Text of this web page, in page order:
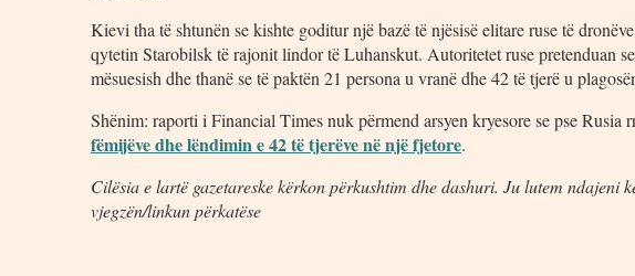
Kievi tha të shtunën se kishte goditur një bazë të njësisë elitare ruse të
qytetin Starobilsk të rajonit lindor të Luhanskut. Autoritetet ruse pretenduan
mësuesish dhe thanë se të paktën 21 persona u vranë dhe 42 të tjerë u
Shënim: raporti i Financial Times nuk përmend arsyen kryesore se pse Rusia
fëmijëve dhe lëndimin e 42 të tjerëve në një fjetore.
Cilësia e lartë gazetareske kërkon përkushtim dhe dashuri. Ju lutem ndajeni
vjegzën/linkun përkatëse